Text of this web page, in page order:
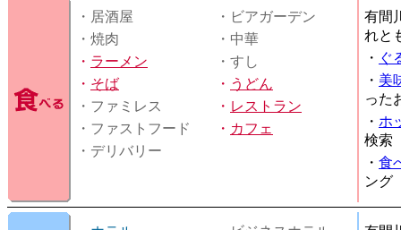
・居酒屋
・ビアガーデン
・焼肉
・中華
・ ラーメン
・すし
・ そば ・ うどん
・ファミレス
・ レストラン
・ファストフード
・ カフェ
・デリバリー
有間
れと
・ ぐ
・ 美
った
・ ホ
検索
・ 食
ング